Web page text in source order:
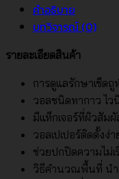
คำอธิบาย
บทวิจารณ์ (0)
รายละเอียดสินค้า
การดูแลรักษาเช็ดถู
วอลชนิดทากาว ไว
มีแท็กเจอร์ที่ผิวสัม
วอลเปเปอร์ติดตั้งง่
ช่วยปกปิดความไม่
วิธีคำนวณพื้นที่ นำ